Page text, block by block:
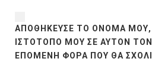
ΑΠΟΘΉΚΕΥΣΕ ΤΟ ΌΝΟΜΆ ΜΟΥ,
ΙΣΤΌΤΟΠΟ ΜΟΥ ΣΕ ΑΥΤΌΝ
ΕΠΌΜΕΝΗ ΦΟΡΆ ΠΟΥ ΘΑ